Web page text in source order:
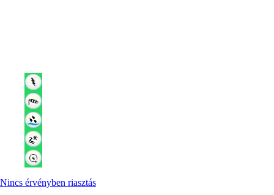
Nincs érvényben riasztás